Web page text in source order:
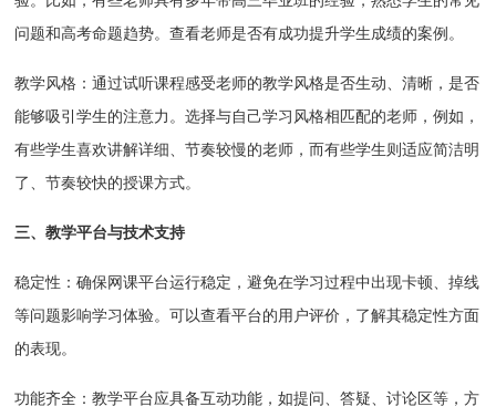
问题和高考命题趋势。查看老师是否有成功提升学生成绩的案例。
教学风格：通过试听课程感受老师的教学风格是否生动、清晰，是否
能够吸引学生的注意力。选择与自己学习风格相匹配的老师，例如，
有些学生喜欢讲解详细、节奏较慢的老师，而有些学生则适应简洁明
了、节奏较快的授课方式。
三、教学平台与技术支持
稳定性：确保网课平台运行稳定，避免在学习过程中出现卡顿、掉线
等问题影响学习体验。可以查看平台的用户评价，了解其稳定性方面
的表现。
功能齐全：教学平台应具备互动功能，如提问、答疑、讨论区等，方